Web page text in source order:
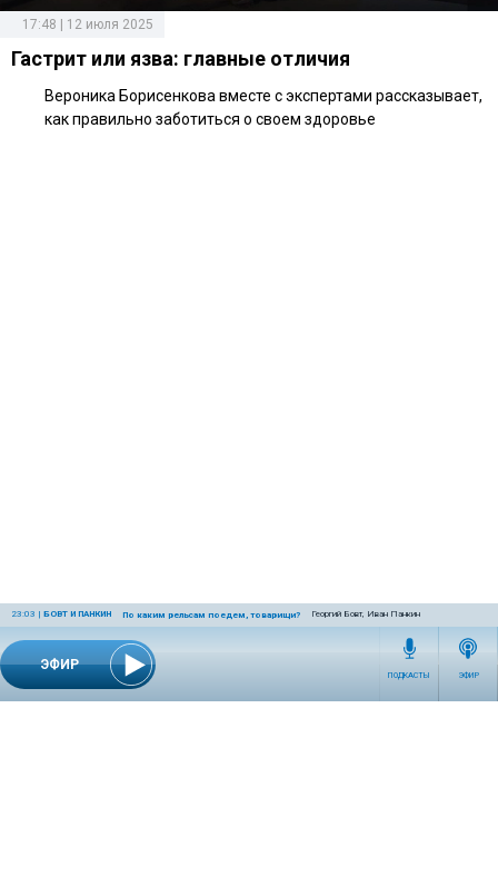
ЭФИР
23:03 | БОВТ И ПАНКИН По каким рельсам поедем, товарищи? Георгий Бовт, Иван Панкин
ПОДКАСТЫ ЭФИР
17:48 | 12 июля 2025
Гастрит или язва: главные отличия
Вероника Борисенкова вместе с экспертами рассказывает,
как правильно заботиться о своем здоровье